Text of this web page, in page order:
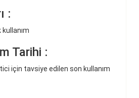
:
Tarihi :
için tavsiye edilen son kullanım